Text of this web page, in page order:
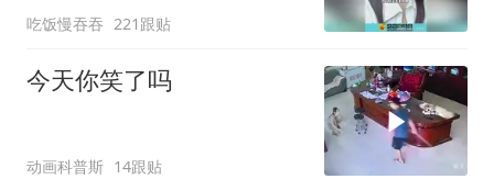
吃饭慢吞吞 221跟贴
今天你笑了吗
动画科普斯 14跟贴